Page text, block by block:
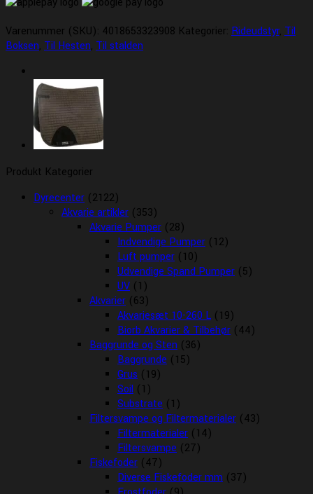
Varenummer (SKU): 4018653323908 Kategorier: Rideudstyr, Til
Boksen, Til Hesten, Til stalden
Produkt Kategorier
Dyrecenter (2122)
Akvarie artikler (353)
Akvarie Pumper (28)
Indvendige Pumper (12)
Luft pumper (10)
Udvendige Spand Pumper (5)
UV (1)
Akvarier (63)
Akvariesæt 10-260 L (19)
Biorb Akvarier & Tilbehør (44)
Baggrunde og Sten (36)
Baggrunde (15)
Grus (19)
Soil (1)
Substrate (1)
Filtersvampe og Filtermaterialer (43)
Filtermaterialer (14)
Filtersvampe (27)
Fiskefoder (47)
Diverse Fiskefoder mm (37)